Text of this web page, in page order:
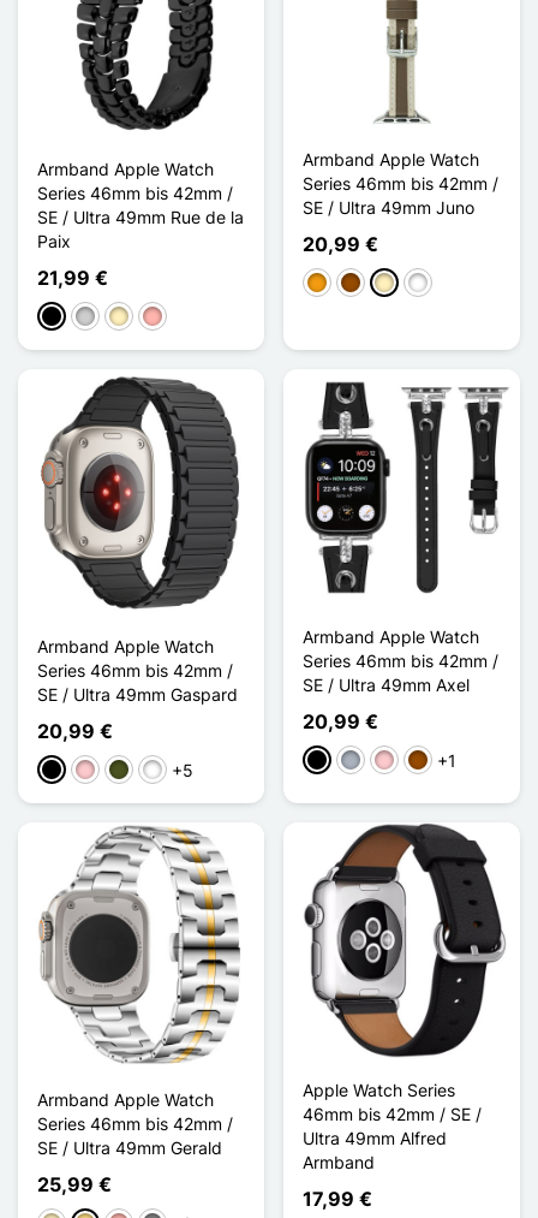
Armband Apple Watch
Series 46mm bis 42mm /
SE / Ultra 49mm Rue de la
Paix
21,99 €
Schwarz
SilberGoldenRoségold
Armband Apple Watch
Series 46mm bis 42mm /
SE / Ultra 49mm Juno
20,99 €
Orange
BraunHellbraunNoir Orange
Armband Apple Watch
Series 46mm bis 42mm /
SE / Ultra 49mm Gaspard
20,99 €
Schwarz
PinkVert Armée
Noir Rouge
+5
Armband Apple Watch
Series 46mm bis 42mm /
SE / Ultra 49mm Axel
20,99 €
Schwarz
GrauPinkBraun
+1
Armband Apple Watch
Series 46mm bis 42mm /
SE / Ultra 49mm Gerald
25,99 €
Apple Watch Series
46mm bis 42mm / SE /
Ultra 49mm Alfred
Armband
17,99 €